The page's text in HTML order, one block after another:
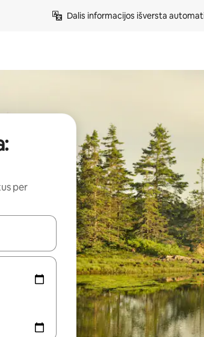
Dalis informacijos išversta
per
galite naudodami rodykles aukštyn ir